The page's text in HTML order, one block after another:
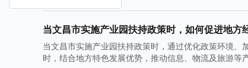
当文昌市实施产业园扶持政策时，如何促进地方
当文昌市实施产业园扶持政策时，通过优化政策环境
时，结合地方特色发展优势，推动信息、物流及旅游等